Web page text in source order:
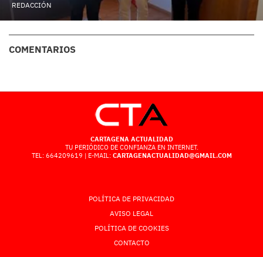
REDACCIÓN
COMENTARIOS
CARTAGENA ACTUALIDAD
TU PERIÓDICO DE CONFIANZA EN INTERNET.
TEL: 664209619 | E-MAIL: CARTAGENACTUALIDAD@GMAIL.COM
POLÍTICA DE PRIVACIDAD
AVISO LEGAL
POLÍTICA DE COOKIES
CONTACTO